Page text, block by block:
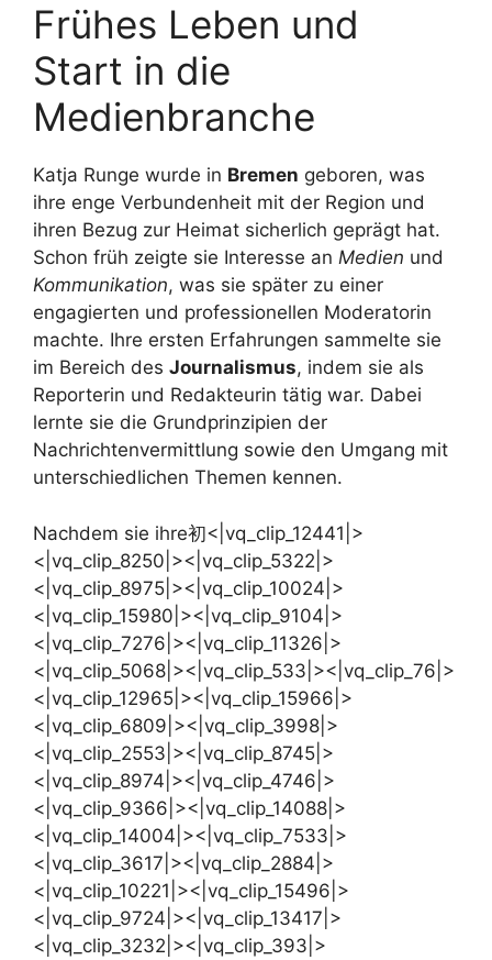
Frühes Leben und
Start in die
Medienbranche
Katja Runge wurde in Bremen geboren, was
ihre enge Verbundenheit mit der Region und
ihren Bezug zur Heimat sicherlich geprägt hat.
Schon früh zeigte sie Interesse an Medien und
Kommunikation, was sie später zu einer
engagierten und professionellen Moderatorin
machte. Ihre ersten Erfahrungen sammelte sie
im Bereich des Journalismus, indem sie als
Reporterin und Redakteurin tätig war. Dabei
lernte sie die Grundprinzipien der
Nachrichtenvermittlung sowie den Umgang mit
unterschiedlichen Themen kennen.
Nachdem sie ihre初<|vq_clip_12441|>
<|vq_clip_8250|><|vq_clip_5322|>
<|vq_clip_8975|><|vq_clip_10024|>
<|vq_clip_15980|><|vq_clip_9104|>
<|vq_clip_7276|><|vq_clip_11326|>
<|vq_clip_5068|><|vq_clip_533|><|vq_clip_76|>
<|vq_clip_12965|><|vq_clip_15966|>
<|vq_clip_6809|><|vq_clip_3998|>
<|vq_clip_2553|><|vq_clip_8745|>
<|vq_clip_8974|><|vq_clip_4746|>
<|vq_clip_9366|><|vq_clip_14088|>
<|vq_clip_14004|><|vq_clip_7533|>
<|vq_clip_3617|><|vq_clip_2884|>
<|vq_clip_10221|><|vq_clip_15496|>
<|vq_clip_9724|><|vq_clip_13417|>
<|vq_clip_3232|><|vq_clip_393|>